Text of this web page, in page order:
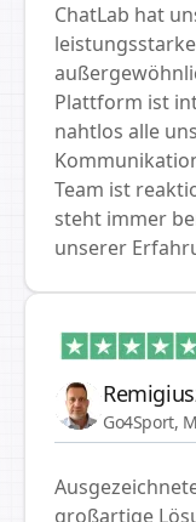
ChatLab hat
Plattform ist
nahtlos alle
Team ist
steht immer
unserer
Lösung sucht.
Go4Sport,
großartige